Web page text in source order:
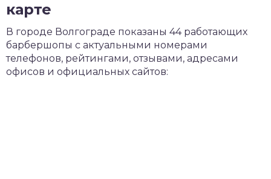
карте
В городе Волгограде показаны 44 работающих
барбершопы с актуальными номерами
телефонов, рейтингами, отзывами, адресами
офисов и официальных сайтов: